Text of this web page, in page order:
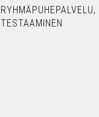
RYHMÄPUHEPALVELU
TESTAAMINEN